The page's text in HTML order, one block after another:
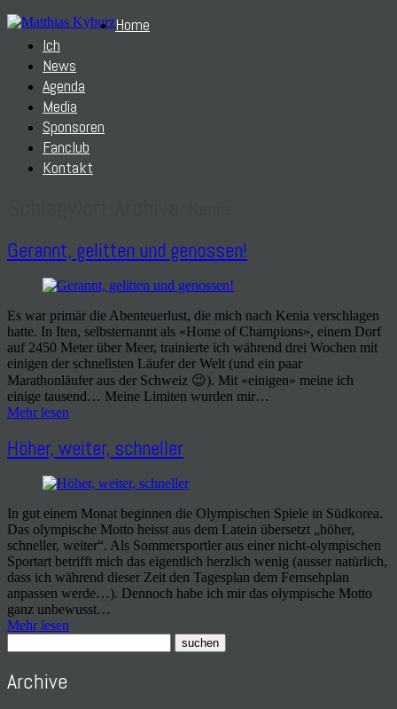
Home
Ich
News
Agenda
Media
Sponsoren
Fanclub
Kontakt
Gerannt, gelitten und genossen!
Es war primär die Abenteuerlust, die mich nach Kenia verschlagen
hatte. In Iten, selbsternannt als «Home of Champions», einem Dorf
auf 2450 Meter über Meer, trainierte ich während drei Wochen mit
einigen der schnellsten Läufer der Welt (und ein paar
Marathonläufer aus der Schweiz 😉). Mit «einigen» meine ich
einige tausend… Meine Limiten wurden mir…
Mehr lesen
Höher, weiter, schneller
In gut einem Monat beginnen die Olympischen Spiele in Südkorea.
Das olympische Motto heisst aus dem Latein übersetzt „höher,
schneller, weiter“. Als Sommersportler aus einer nicht-olympischen
Sportart betrifft mich das eigentlich herzlich wenig (ausser natürlich,
dass ich während dieser Zeit den Tagesplan dem Fernsehplan
anpassen werde…). Dennoch habe ich mir das olympische Motto
ganz unbewusst…
Mehr lesen
Archive